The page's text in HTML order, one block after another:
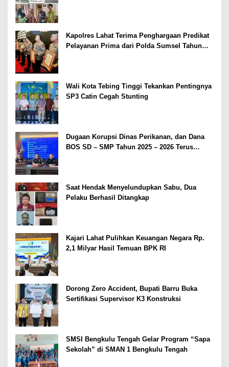
Kapolres Lahat Terima Penghargaan Predikat
Pelayanan Prima dari Polda Sumsel Tahun
Wali Kota Tebing Tinggi Tekankan Pentingnya
SP3 Catin Cegah Stunting
Dugaan Korupsi Dinas Perikanan, dan Dana
BOS SD – SMP Tahun 2025 – 2026 Terus
Saat Hendak Menyelundupkan Sabu, Dua
Pelaku Berhasil Ditangkap
Kajari Lahat Pulihkan Keuangan Negara Rp.
2,1 Milyar Hasil Temuan BPK RI
Dorong Zero Accident, Bupati Barru Buka
Sertifikasi Supervisor K3 Konstruksi
SMSI Bengkulu Tengah Gelar Program “Sapa
Sekolah” di SMAN 1 Bengkulu Tengah